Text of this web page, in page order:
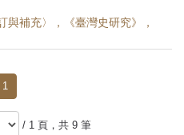
與補充〉，《臺灣史研究》，
1
/ 1 頁，共 9 筆